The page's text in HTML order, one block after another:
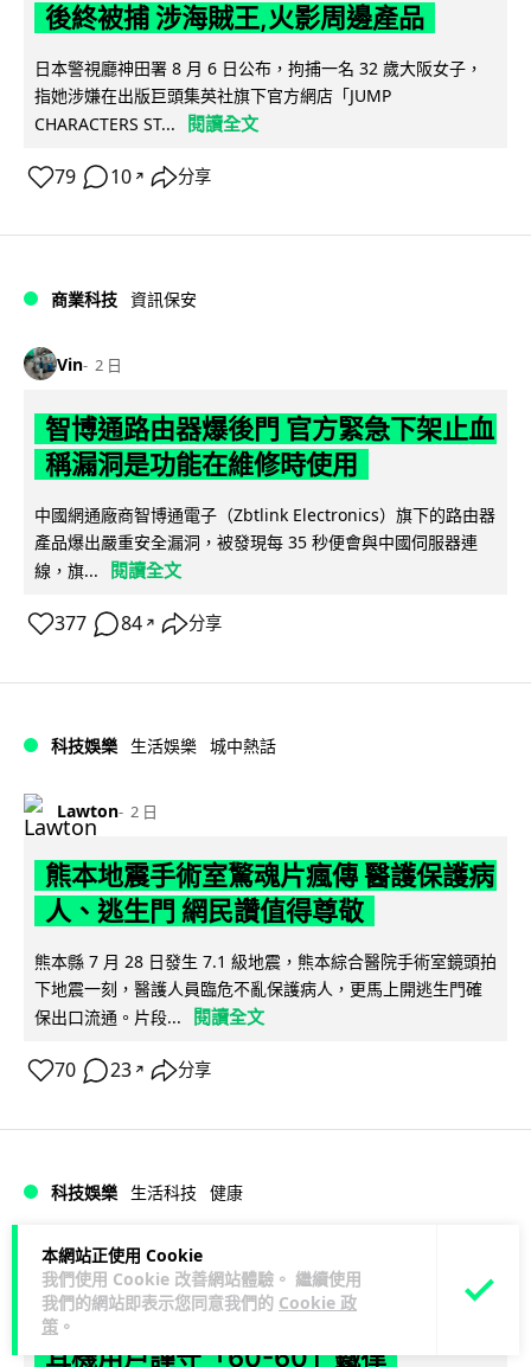
本網站正使用 Cookie
我們使用 Cookie 改善網站體驗。 繼續使用
我們的網站即表示您同意我們的 Cookie 政
策 。
後終被捕 涉海賊王,火影周邊產品
日本警視廳神田署 8 月 6 日公布，拘捕一名 32 歲大阪女子，
指她涉嫌在出版巨頭集英社旗下官方網店「JUMP
CHARACTERS ST...
閱讀全文
79 10 ↗ 分享
商業科技 資訊保安
Vin 2 日
智博通路由器爆後門 官方緊急下架止血
稱漏洞是功能在維修時使用
中國網通廠商智博通電子（Zbtlink Electronics）旗下的路由器
產品爆出嚴重安全漏洞，被發現每 35 秒便會與中國伺服器連
線，旗...
閱讀全文
377 84 ↗ 分享
科技娛樂 生活娛樂 城中熱話
Lawton 2 日
熊本地震手術室驚魂片瘋傳 醫護保護病
人、逃生門 網民讚值得尊敬
熊本縣 7 月 28 日發生 7.1 級地震，熊本綜合醫院手術室鏡頭拍
下地震一刻，醫護人員臨危不亂保護病人，更馬上開逃生門確
保出口流通。片段...
閱讀全文
70 23 ↗ 分享
科技娛樂 生活科技 健康
arthur 2 日
AirPods 用家注意聽力響紅燈 醫學界籲
耳機用戶謹守「60-60」鐵律